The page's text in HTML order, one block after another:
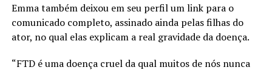
Emma também deixou em seu perfil um link para o
comunicado completo, assinado ainda pelas filhas do
ator, no qual elas explicam a real gravidade da doença.
“FTD é uma doença cruel da qual muitos de nós nunca